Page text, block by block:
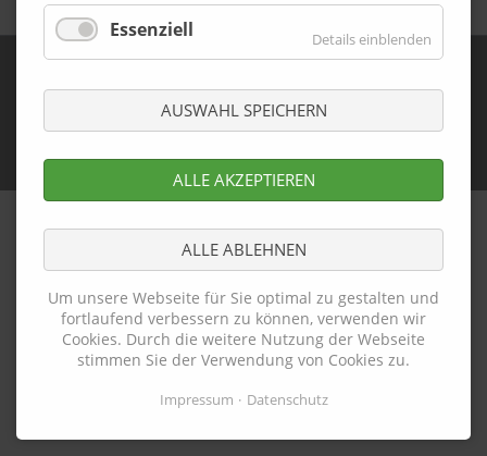
Essenziell Details einblenden
AUSWAHL SPEICHERN
ALLE AKZEPTIEREN
ALLE ABLEHNEN
Um unsere Webseite für Sie optimal zu gestalten und
fortlaufend verbessern zu können, verwenden wir
Cookies. Durch die weitere Nutzung der Webseite
stimmen Sie der Verwendung von Cookies zu.
Impressum Datenschutz
Datenschutz
Cookie-Einstellungen
© Copyright 2026. Denies Deutsch - Nederlands Plus!. All
rights reserved.